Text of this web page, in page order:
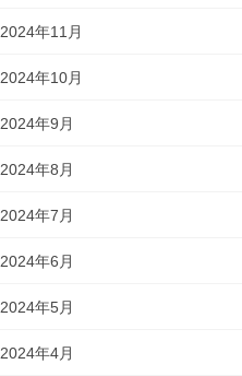
2024年11月
2024年10月
2024年9月
2024年8月
2024年7月
2024年6月
2024年5月
2024年4月